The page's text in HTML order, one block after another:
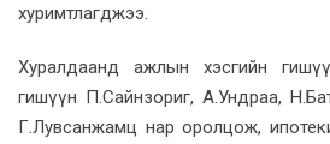
хуримтлагджээ.
Хуралдаанд ажлын хэсгийн
гишүүн П.Сайнзориг, А.Ундраа,
Г.Лувсанжамц нар оролцож,